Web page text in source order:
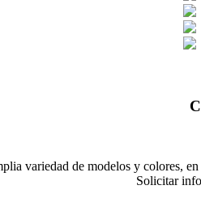
variedad de modelos y colores,
Solicitar